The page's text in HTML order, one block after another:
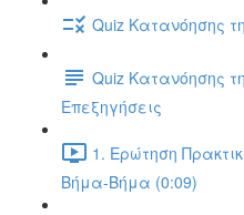
Quiz Κατανόησης
Quiz Κατανόησης
Επεξηγήσεις
1. Ερώτηση
Βήμα-Βήμα (0:09)